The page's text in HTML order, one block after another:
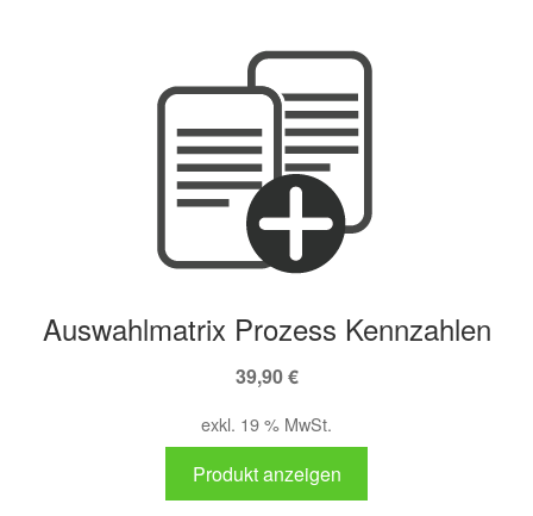
Auswahlmatrix Prozess Kennzahlen
39,90€
exkl. 19 % MwSt.
Produkt anzeigen